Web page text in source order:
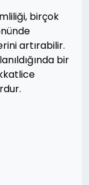
birçok
artırabilir.
bir